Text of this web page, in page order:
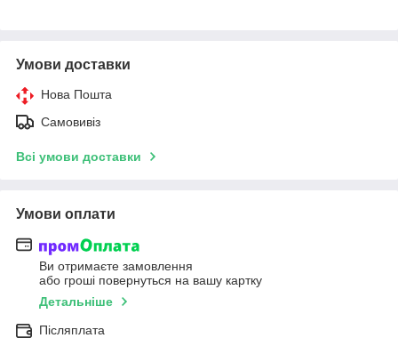
Умови доставки
Нова Пошта
Самовивіз
Всі умови доставки
Умови оплати
Ви отримаєте замовлення
або гроші повернуться на вашу картку
Детальніше
Післяплата